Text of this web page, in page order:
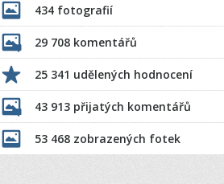
434 fotografií
29 708 komentářů
25 341 udělených hodnocení
43 913 přijatých komentářů
53 468 zobrazených fotek